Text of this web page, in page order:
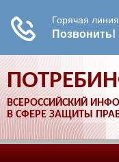
ВСЕРОССИЙСКИЙ
В СФЕРЕ ЗАЩИТЫ